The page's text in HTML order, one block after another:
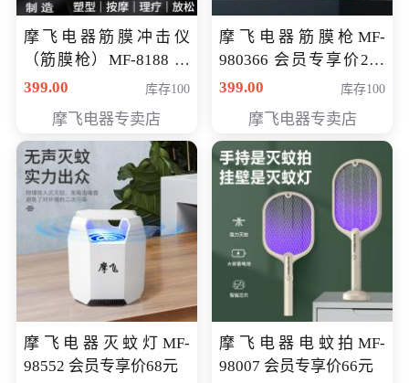
摩飞电器筋膜冲击仪
（筋膜枪）MF-8188 会
员专享价268元
399.00 库存100
摩飞电器专卖店
摩飞电器筋膜枪MF-
980366 会员专享价299
元
399.00 库存100
摩飞电器专卖店
摩飞电器灭蚊灯MF-
98552 会员专享价68元
摩飞电器电蚊拍MF-
98007 会员专享价66元